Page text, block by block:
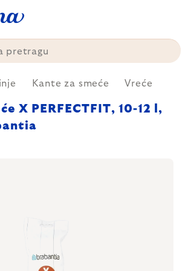
Kante za smeće Vreće
X PERFECTFIT, 10-12 l,